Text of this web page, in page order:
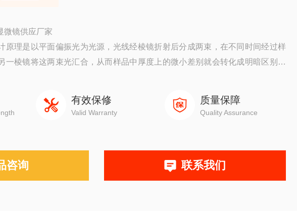
微镜供应厂家
原理是以平面偏振光为光源，光线经棱镜折射后分成两束，在不同时间经过样
一棱镜将这两束光汇合，从而样品中厚度上的微小差别就会转化成明暗区别，
有效保修
Valid Warranty
质量保障
Quality Assurance
咨询 联系我们